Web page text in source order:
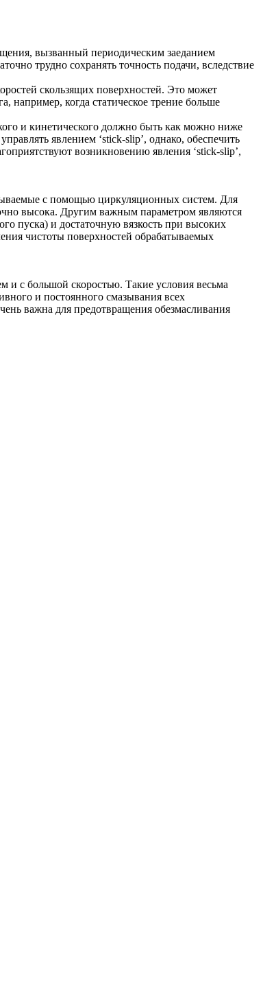
вызванный периодическим заеданием
трудно сохранять точность подачи, вследствие
скользящих поверхностей. Это может
например, когда статическое трение больше
и кинетического должно быть как можно ниже
явлением ‘stick-slip’, однако, обеспечить
возникновению явления ‘stick-slip’,
с помощью циркуляционных систем. Для
высока. Другим важным параметром являются
пуска) и достаточную вязкость при высоких
чистоты поверхностей обрабатываемых
с большой скоростью. Такие условия весьма
и постоянного смазывания всех
важна для предотвращения обезмасливания